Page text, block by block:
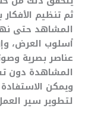
ثم تنظيم
المشاهد حتى
أسلوب العرض،
عناصر بصرية
المشاهدة دون
ويمكن
لتطوير سير